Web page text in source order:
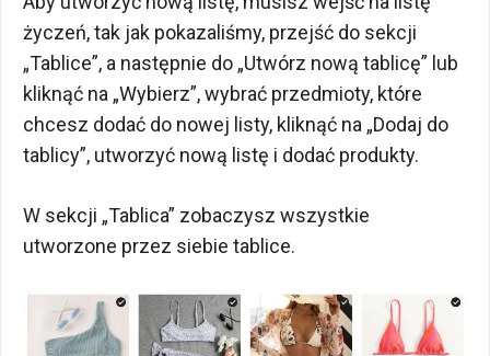
życzeń, tak jak pokazaliśmy, przejść do sekcji
„Tablice”, a następnie do „Utwórz nową tablicę” lub
kliknąć na „Wybierz”, wybrać przedmioty, które
chcesz dodać do nowej listy, kliknąć na „Dodaj do
tablicy”, utworzyć nową listę i dodać produkty.
W sekcji „Tablica” zobaczysz wszystkie
utworzone przez siebie tablice.